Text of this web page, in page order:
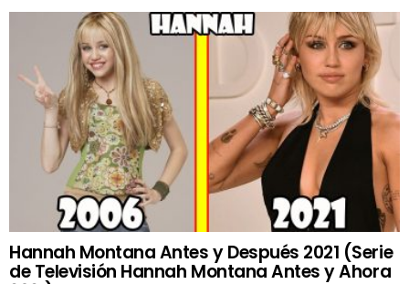
Hannah Montana Antes y Después 2021 (Serie
de Televisión Hannah Montana Antes y Ahora